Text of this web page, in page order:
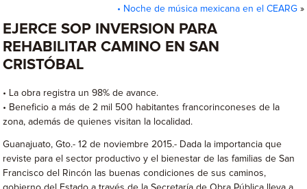
• Noche de música mexicana en el CEARG»
EJERCE SOP INVERSION PARA
REHABILITAR CAMINO EN SAN
CRISTÓBAL
• La obra registra un 98% de avance.
• Beneficio a más de 2 mil 500 habitantes francorinconeses de la
zona, además de quienes visitan la localidad.
Guanajuato, Gto.- 12 de noviembre 2015.- Dada la importancia que
reviste para el sector productivo y el bienestar de las familias de San
Francisco del Rincón las buenas condiciones de sus caminos,